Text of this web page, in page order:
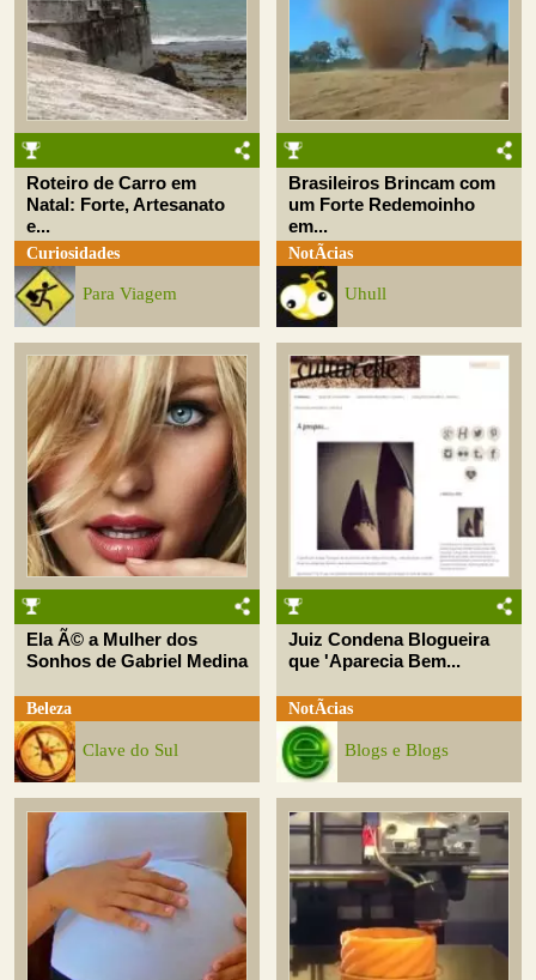
Roteiro de Carro em
Natal: Forte, Artesanato
e...
Curiosidades
Para Viagem
Brasileiros Brincam com
um Forte Redemoinho
em...
NotÃ­cias
Uhull
Ela Ã© a Mulher dos
Sonhos de Gabriel Medina
Beleza
Clave do Sul
Juiz Condena Blogueira
que 'Aparecia Bem...
NotÃ­cias
Blogs e Blogs